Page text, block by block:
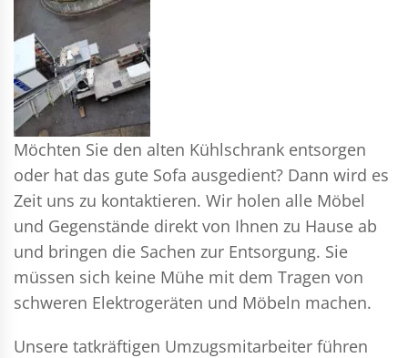
Möchten Sie den alten Kühlschrank entsorgen
oder hat das gute Sofa ausgedient? Dann wird es
Zeit uns zu kontaktieren. Wir holen alle Möbel
und Gegenstände direkt von Ihnen zu Hause ab
und bringen die Sachen zur Entsorgung. Sie
müssen sich keine Mühe mit dem Tragen von
schweren Elektrogeräten und Möbeln machen.
Unsere tatkräftigen Umzugsmitarbeiter führen